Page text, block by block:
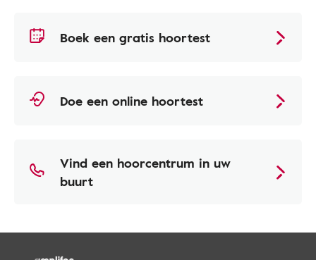
Boek een gratis hoortest
Doe een online hoortest
Vind een hoorcentrum in uw
buurt